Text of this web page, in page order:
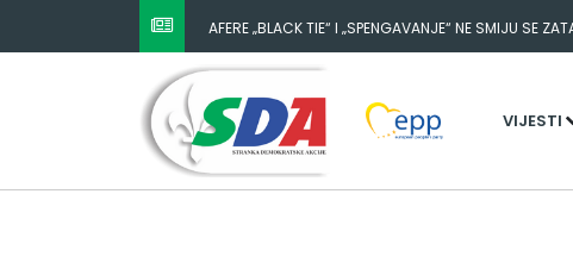
AFERE „BLACK TIE“ I „SPENGAVANJE“ NE SMIJU SE
VIJESTI